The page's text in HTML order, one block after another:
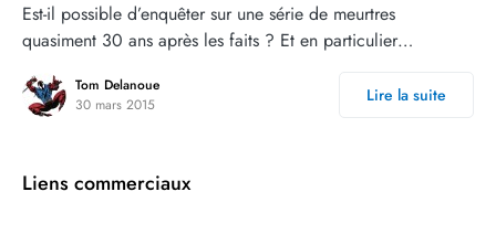
Est-il possible d’enquêter sur une série de meurtres
quasiment 30 ans après les faits ? Et en particulier…
Tom Delanoue
30 mars 2015
Lire la suite
Liens commerciaux